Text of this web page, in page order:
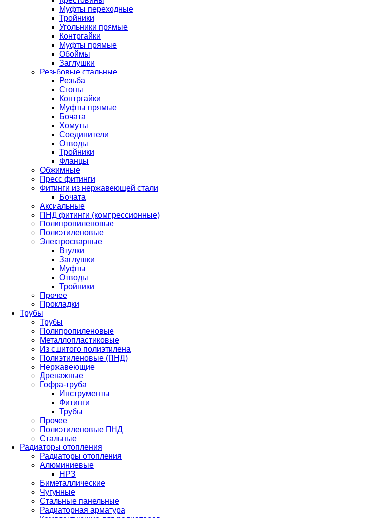
Муфты переходные
Тройники
Угольники прямые
Контргайки
Муфты прямые
Обоймы
Заглушки
Резьбовые стальные
Резьба
Сгоны
Контргайки
Муфты прямые
Бочата
Хомуты
Соединители
Отводы
Тройники
Фланцы
Обжимные
Пресс фитинги
Фитинги из нержавеющей стали
Бочата
Аксиальные
ПНД фитинги (компрессионные)
Полипропиленовые
Полиэтиленовые
Электросварные
Втулки
Заглушки
Муфты
Отводы
Тройники
Прочее
Прокладки
Трубы
Трубы
Полипропиленовые
Металлопластиковые
Из сшитого полиэтилена
Полиэтиленовые (ПНД)
Нержавеющие
Дренажные
Гофра-труба
Инструменты
Фитинги
Трубы
Прочее
Полиэтиленовые ПНД
Стальные
Радиаторы отопления
Радиаторы отопления
Алюминиевые
НРЗ
Биметаллические
Чугунные
Стальные панельные
Радиаторная арматура